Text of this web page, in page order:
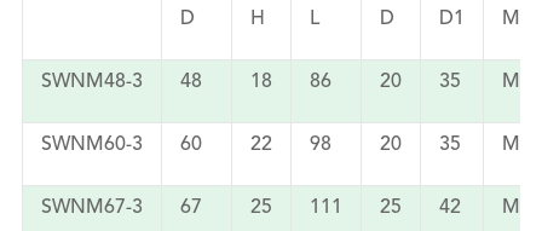
D H L D D1 M
SWNM48-3 48 18 86 20 35 M8
SWNM60-3 60 22 98 20 35 M8
SWNM67-3 67 25 111 25 42 M10